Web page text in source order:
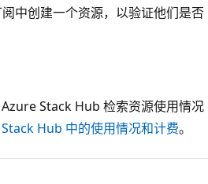
中创建一个资源，以验证他们是否
Stack Hub 检索资源使用情况
Hub 中的使用情况和计费。